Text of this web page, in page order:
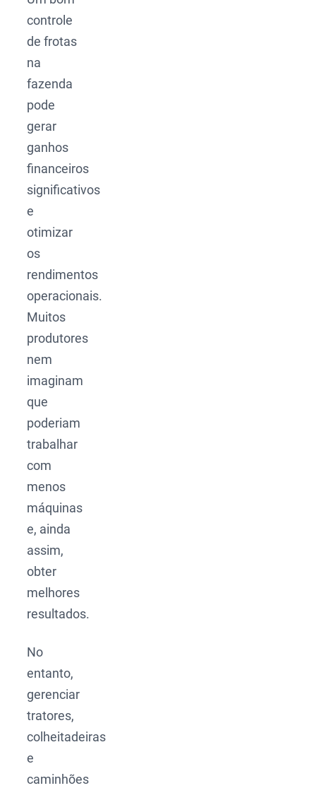
controle
de frotas
na
fazenda
pode
gerar
ganhos
financeiros
significativos
e
otimizar
os
rendimentos
operacionais.
Muitos
produtores
nem
imaginam
que
poderiam
trabalhar
com
menos
máquinas
e, ainda
assim,
obter
melhores
resultados.
No
entanto,
gerenciar
tratores,
colheitadeiras
e
caminhões